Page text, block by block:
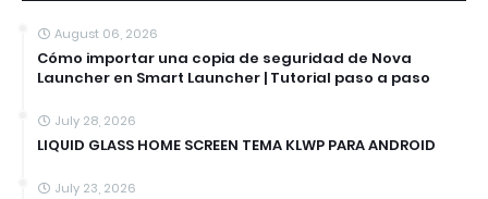
August 06, 2026
Cómo importar una copia de seguridad de Nova
Launcher en Smart Launcher | Tutorial paso a paso
July 28, 2026
LIQUID GLASS HOME SCREEN TEMA KLWP PARA ANDROID
July 23, 2026